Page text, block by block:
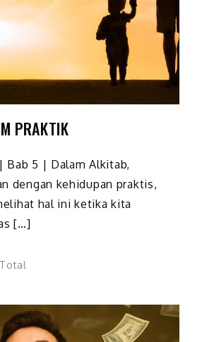
PRAKTIK
Bab 5 | Dalam Alkitab,
dengan kehidupan praktis,
hal ini ketika kita
[…]